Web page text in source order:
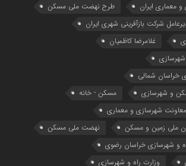
معماري ايران
طرح نهضت ملی مسکن
شرکت بازآفرینی شهری ایران
غلامرضا کاظمیان
خراسان شمالی
و شهرسازی
مسکن - خانه
معاونت شهرسازي و معماري
ملی زمین و مسکن
نهضت ملی مسکن
و شهرسازی خراسان رضوی
وزارت راه و شهرسازی